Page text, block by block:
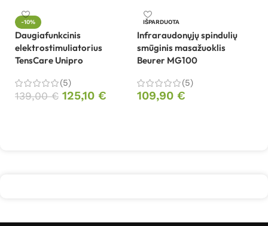
-10%
Daugiafunkcinis
elektrostimuliatorius
TensCare Unipro
(5)
139,00€ 125,10 €
IŠPARDUOTA
Infraraudonųjų spindulių
smūginis masažuoklis
Beurer MG100
(5)
109,90 €